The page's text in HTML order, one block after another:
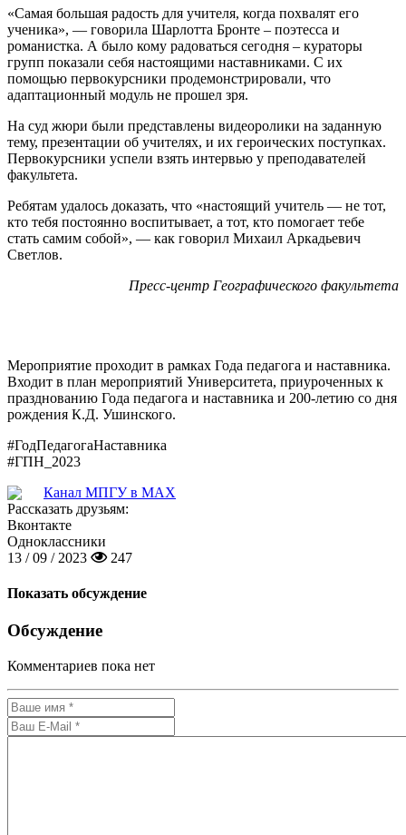
«Самая большая радость для учителя, когда похвалят его
ученика», — говорила Шарлотта Бронте – поэтесса и
романистка. А было кому радоваться сегодня – кураторы
групп показали себя настоящими наставниками. С их
помощью первокурсники продемонстрировали, что
адаптационный модуль не прошел зря.
На суд жюри были представлены видеоролики на заданную
тему, презентации об учителях, и их героических поступках.
Первокурсники успели взять интервью у преподавателей
факультета.
Ребятам удалось доказать, что «настоящий учитель — не тот,
кто тебя постоянно воспитывает, а тот, кто помогает тебе
стать самим собой», — как говорил Михаил Аркадьевич
Светлов.
Пресс-центр Географического факультета
Мероприятие проходит в рамках Года педагога и наставника.
Входит в план мероприятий Университета, приуроченных к
празднованию Года педагога и наставника и 200-летию со дня
рождения К.Д. Ушинского.
#ГодПедагогаНаставника
#ГПН_2023
Канал МПГУ в MAX
Рассказать друзьям:
Вконтакте
Одноклассники
13 / 09 / 2023
247
Показать обсуждение
Обсуждение
Комментариев пока нет